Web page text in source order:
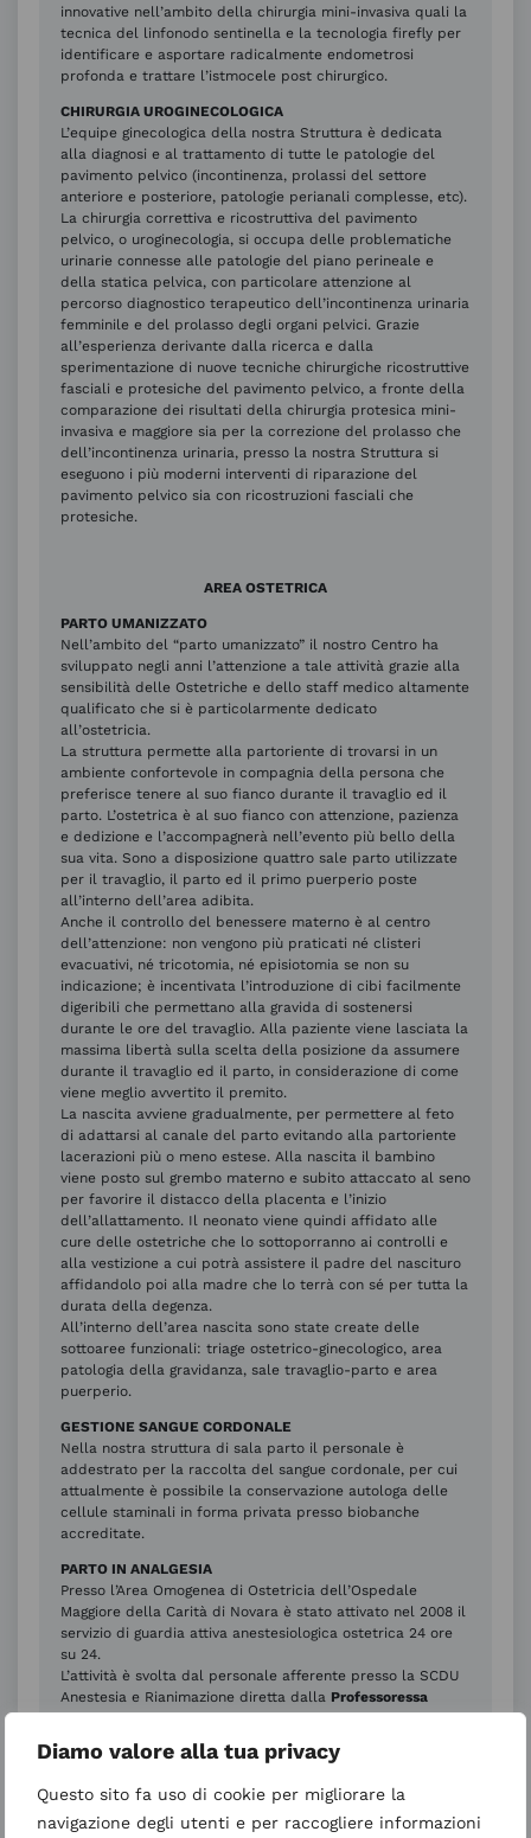
Diamo valore alla tua privacy
Questo sito fa uso di cookie per migliorare la
navigazione degli utenti e per raccogliere informazioni
innovative nell’ambito della chirurgia mini-invasiva quali la
tecnica del linfonodo sentinella e la tecnologia firefly per
identificare e asportare radicalmente endometrosi
profonda e trattare l’istmocele post chirurgico.
CHIRURGIA UROGINECOLOGICA
L’equipe ginecologica della nostra Struttura è dedicata
alla diagnosi e al trattamento di tutte le patologie del
pavimento pelvico (incontinenza, prolassi del settore
anteriore e posteriore, patologie perianali complesse, etc).
La chirurgia correttiva e ricostruttiva del pavimento
pelvico, o uroginecologia, si occupa delle problematiche
urinarie connesse alle patologie del piano perineale e
della statica pelvica, con particolare attenzione al
percorso diagnostico terapeutico dell’incontinenza urinaria
femminile e del prolasso degli organi pelvici. Grazie
all’esperienza derivante dalla ricerca e dalla
sperimentazione di nuove tecniche chirurgiche ricostruttive
fasciali e protesiche del pavimento pelvico, a fronte della
comparazione dei risultati della chirurgia protesica mini-
invasiva e maggiore sia per la correzione del prolasso che
dell’incontinenza urinaria, presso la nostra Struttura si
eseguono i più moderni interventi di riparazione del
pavimento pelvico sia con ricostruzioni fasciali che
protesiche.
AREA OSTETRICA
PARTO UMANIZZATO
Nell’ambito del “parto umanizzato” il nostro Centro ha
sviluppato negli anni l’attenzione a tale attività grazie alla
sensibilità delle Ostetriche e dello staff medico altamente
qualificato che si è particolarmente dedicato
all’ostetricia.
La struttura permette alla partoriente di trovarsi in un
ambiente confortevole in compagnia della persona che
preferisce tenere al suo fianco durante il travaglio ed il
parto. L’ostetrica è al suo fianco con attenzione, pazienza
e dedizione e l’accompagnerà nell’evento più bello della
sua vita. Sono a disposizione quattro sale parto utilizzate
per il travaglio, il parto ed il primo puerperio poste
all’interno dell’area adibita.
Anche il controllo del benessere materno è al centro
dell’attenzione: non vengono più praticati né clisteri
evacuativi, né tricotomia, né episiotomia se non su
indicazione; è incentivata l’introduzione di cibi facilmente
digeribili che permettano alla gravida di sostenersi
durante le ore del travaglio. Alla paziente viene lasciata la
massima libertà sulla scelta della posizione da assumere
durante il travaglio ed il parto, in considerazione di come
viene meglio avvertito il premito.
La nascita avviene gradualmente, per permettere al feto
di adattarsi al canale del parto evitando alla partoriente
lacerazioni più o meno estese. Alla nascita il bambino
viene posto sul grembo materno e subito attaccato al seno
per favorire il distacco della placenta e l’inizio
dell’allattamento. Il neonato viene quindi affidato alle
cure delle ostetriche che lo sottoporranno ai controlli e
alla vestizione a cui potrà assistere il padre del nascituro
affidandolo poi alla madre che lo terrà con sé per tutta la
durata della degenza.
All’interno dell’area nascita sono state create delle
sottoaree funzionali: triage ostetrico-ginecologico, area
patologia della gravidanza, sale travaglio-parto e area
puerperio.
GESTIONE SANGUE CORDONALE
Nella nostra struttura di sala parto il personale è
addestrato per la raccolta del sangue cordonale, per cui
attualmente è possibile la conservazione autologa delle
cellule staminali in forma privata presso biobanche
accreditate.
PARTO IN ANALGESIA
Presso l’Area Omogenea di Ostetricia dell’Ospedale
Maggiore della Carità di Novara è stato attivato nel 2008 il
servizio di guardia attiva anestesiologica ostetrica 24 ore
su 24.
L’attività è svolta dal personale afferente presso la SCDU
Anestesia e Rianimazione diretta dalla Professoressa
Rosanna Vaschettoed è coordinata dalladottoressa
Il servizio garantisce un anestesista dedicato alle attività
emergenze quali: taglio cesareo urgente, supporto alla
paziente in caso di emorragia post-partum, intervento